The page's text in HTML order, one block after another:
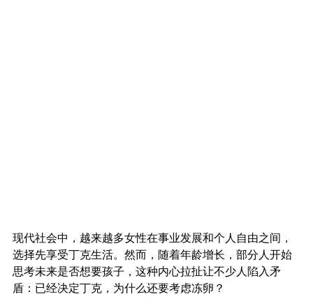
现代社会中，越来越多女性在事业发展和个人自由之间，
选择先享受丁克生活。然而，随着年龄增长，部分人开始
思考未来是否想要孩子，这种内心拉扯让不少人陷入矛
盾：已经决定丁克，为什么还要考虑冻卵？